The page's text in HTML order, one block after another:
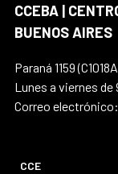
CCEBA |
BUENOS AIRES
Paraná 1159
Lunes a viernes de
Correo
CCE